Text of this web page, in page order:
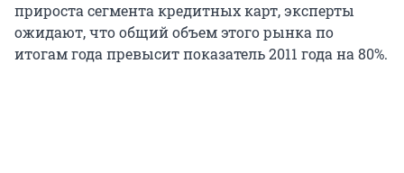
прироста сегмента кредитных карт, эксперты
ожидают, что общий объем этого рынка по
итогам года превысит показатель 2011 года на 80%.